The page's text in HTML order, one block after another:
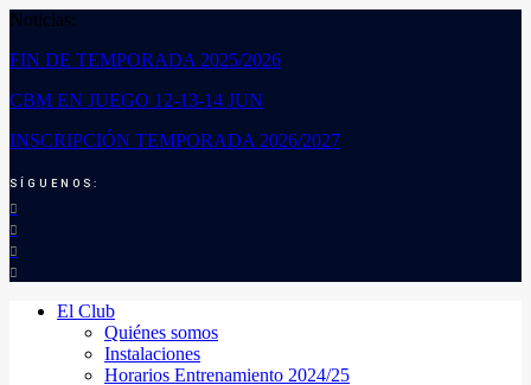
Noticias:
FIN DE TEMPORADA 2025/2026
CBM EN JUEGO 12-13-14 JUN
INSCRIPCIÓN TEMPORADA 2026/2027
SÍGUENOS:
El Club
Quiénes somos
Instalaciones
Horarios Entrenamiento 2024/25